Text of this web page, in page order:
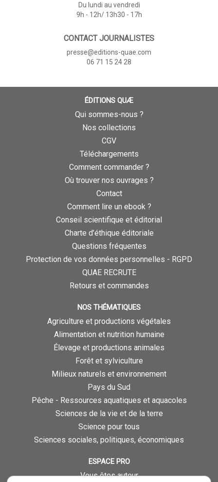
Du lundi au vendredi
9h - 12h/ 13h30 - 17h
CONTACT JOURNALISTES
presse@editions-quae.com
06 71 15 24 28
ÉDITIONS QUÆ
Qui sommes-nous ?
Nos collections
CGV
Téléchargements
Comment commander ?
Où trouver nos ouvrages ?
Contact
Comment lire un ebook ?
Conseil scientifique et éditorial
Charte d’éthique éditoriale
Questions fréquentes
Protection de vos données personnelles - RGPD
QUAE RECRUTE
Retours et commandes
NOS THÉMATIQUES
Agriculture et productions végétales
Alimentation et nutrition humaine
Élevage et productions animales
Forêt et sylviculture
Milieux naturels et environnement
Pays du Sud
Pêche - Ressources aquatiques et aquacoles
Sciences de la vie et de la terre
Science pour tous
Sciences sociales, politiques, économiques
ESPACE PRO
Vous êtes auteur